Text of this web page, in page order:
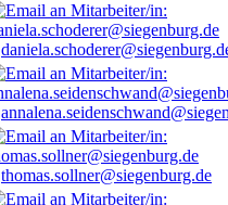
thomas.sollner@siegenburg.de